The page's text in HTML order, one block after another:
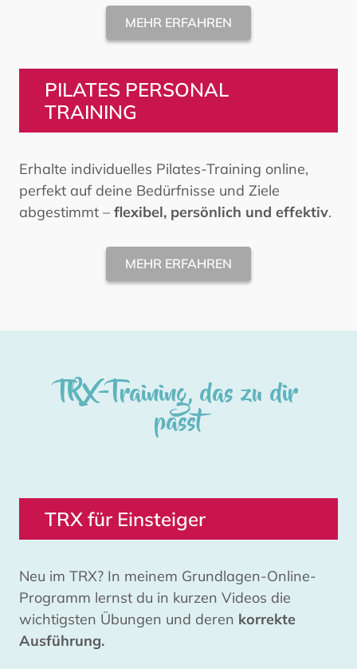
MEHR ERFAHREN
PILATES PERSONAL
TRAINING
Erhalte individuelles Pilates-Training online,
perfekt auf deine Bedürfnisse und Ziele
abgestimmt – flexibel, persönlich und effektiv.
MEHR ERFAHREN
TRX-Training, das zu dir
passt
TRX für Einsteiger
Neu im TRX? In meinem Grundlagen-Online-
Programm lernst du in kurzen Videos die
wichtigsten Übungen und deren korrekte
Ausführung.